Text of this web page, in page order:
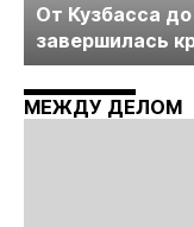
От Кузбасса
завершилась
технологий
Майнинг»
МЕЖДУ ДЕЛОМ